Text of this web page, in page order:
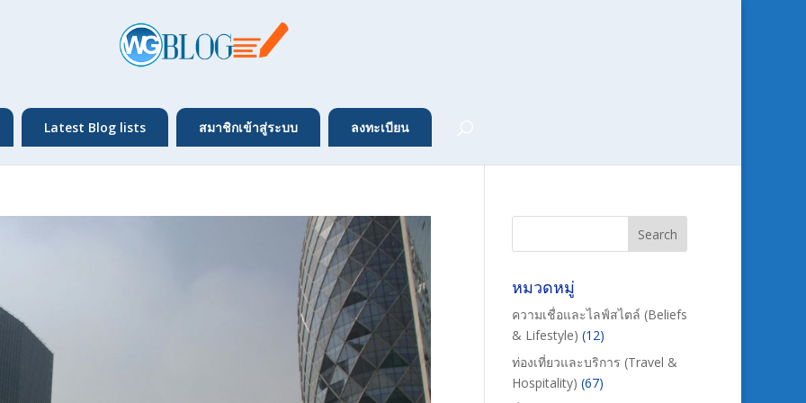
Latest Blog lists สมาชิกเข้าสู่ระบบ ลงทะเบียน
หมวดหมู่
ความเชื่อและไลฟ์สไตล์ (Beliefs
& Lifestyle) (12)
ท่องเที่ยวและบริการ (Travel &
Hospitality) (67)